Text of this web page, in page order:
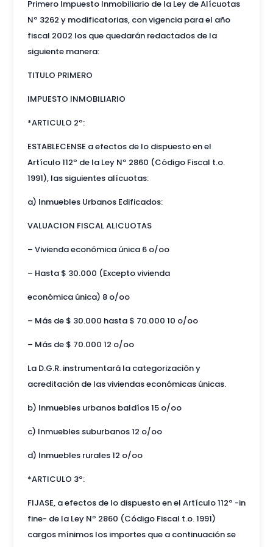
Primero Impuesto Inmobiliario de la Ley de Alícuotas
Nº 3262 y modificatorias, con vigencia para el año
fiscal 2002 los que quedarán redactados de la
siguiente manera:
TITULO PRIMERO
IMPUESTO INMOBILIARIO
*ARTICULO 2º:
ESTABLECENSE a efectos de lo dispuesto en el
Artículo 112º de la Ley Nº 2860 (Código Fiscal t.o.
1991), las siguientes alícuotas:
a) Inmuebles Urbanos Edificados:
VALUACION FISCAL ALICUOTAS
– Vivienda económica única 6 o/oo
– Hasta $ 30.000 (Excepto vivienda
económica única) 8 o/oo
– Más de $ 30.000 hasta $ 70.000 10 o/oo
– Más de $ 70.000 12 o/oo
La D.G.R. instrumentará la categorización y
acreditación de las viviendas económicas únicas.
b) Inmuebles urbanos baldíos 15 o/oo
c) Inmuebles suburbanos 12 o/oo
d) Inmuebles rurales 12 o/oo
*ARTICULO 3º:
FIJASE, a efectos de lo dispuesto en el Artículo 112º -in
fine- de la Ley Nº 2860 (Código Fiscal t.o. 1991)
cargos mínimos los importes que a continuación se